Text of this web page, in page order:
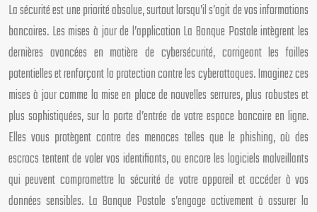
La sécurité est une priorité absolue, surtout lorsqu’il s’agit de vos informations
bancaires. Les mises à jour de l’application La Banque Postale intègrent les
dernières avancées en matière de cybersécurité, corrigeant les failles
potentielles et renforçant la protection contre les cyberattaques. Imaginez ces
mises à jour comme la mise en place de nouvelles serrures, plus robustes et
plus sophistiquées, sur la porte d’entrée de votre espace bancaire en ligne.
Elles vous protègent contre des menaces telles que le phishing, où des
escrocs tentent de voler vos identifiants, ou encore les logiciels malveillants
qui peuvent compromettre la sécurité de votre appareil et accéder à vos
données sensibles. La Banque Postale s’engage activement à assurer la